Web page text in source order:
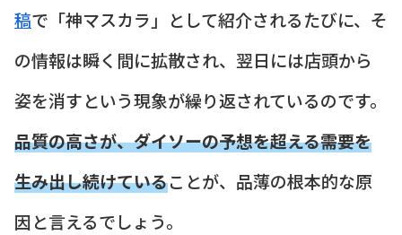
稿で「神マスカラ」として紹介されるたびに、そ
の情報は瞬く間に拡散され、翌日には店頭から
姿を消すという現象が繰り返されているのです。
品質の高さが、ダイソーの予想を超える需要を
生み出し続けていることが、品薄の根本的な原
因と言えるでしょう。